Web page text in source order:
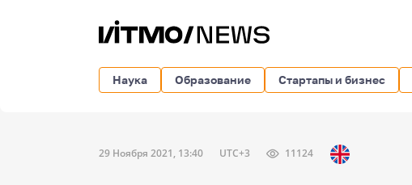
Наука Образование Стартапы и бизнес
29 Ноября 2021, 13:40 UTC+3 11124